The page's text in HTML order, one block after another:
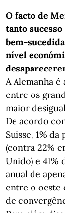
O facto de
tanto
bem-
nível
A Alemanha
entre os
maior
De acordo
Suisse, 1%
(contra 22%
Unido) e 41%
anual de
entre o oeste
de